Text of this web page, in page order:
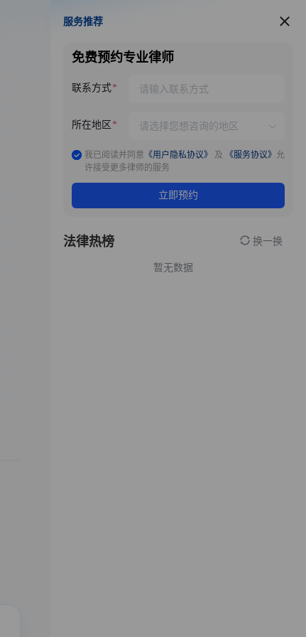
服务推荐
服务推荐
免费预约专业律师
联系方式
所在地区
我已阅读并同意 《用户隐私协议》 及 《服务协议》 允
许接受更多律师的服务
立即预约
法律热榜 换一换
暂无数据